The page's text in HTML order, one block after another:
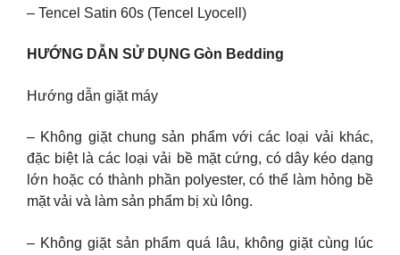
– Tencel Satin 60s (Tencel Lyocell)
HƯỚNG DẪN SỬ DỤNG Gòn Bedding
Hướng dẫn giặt máy
– Không giặt chung sản phẩm với các loại vải khác,
đặc biệt là các loại vải bề mặt cứng, có dây kéo dạng
lớn hoặc có thành phần polyester, có thể làm hỏng bề
mặt vải và làm sản phẩm bị xù lông.
– Không giặt sản phẩm quá lâu, không giặt cùng lúc